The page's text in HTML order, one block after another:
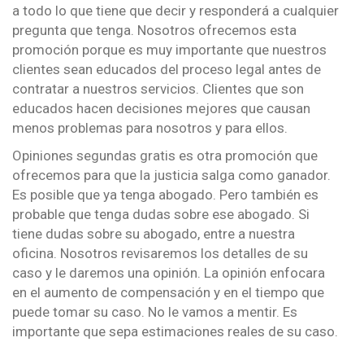
a todo lo que tiene que decir y responderá a cualquier
pregunta que tenga. Nosotros ofrecemos esta
promoción porque es muy importante que nuestros
clientes sean educados del proceso legal antes de
contratar a nuestros servicios. Clientes que son
educados hacen decisiones mejores que causan
menos problemas para nosotros y para ellos.
Opiniones segundas gratis es otra promoción que
ofrecemos para que la justicia salga como ganador.
Es posible que ya tenga abogado. Pero también es
probable que tenga dudas sobre ese abogado. Si
tiene dudas sobre su abogado, entre a nuestra
oficina. Nosotros revisaremos los detalles de su
caso y le daremos una opinión. La opinión enfocara
en el aumento de compensación y en el tiempo que
puede tomar su caso. No le vamos a mentir. Es
importante que sepa estimaciones reales de su caso.